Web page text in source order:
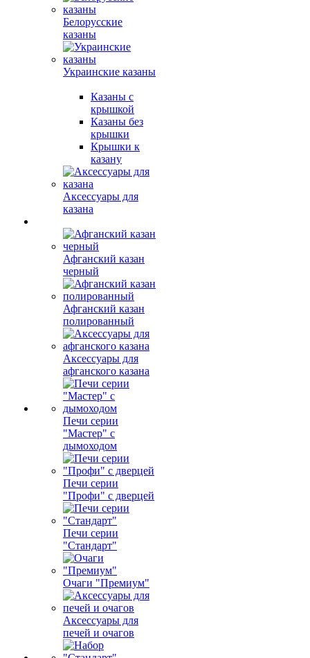
Белорусские
казаны
Украинские казаны
Казаны с
крышкой
Казаны без
крышки
Крышки к
казану
Аксессуары для
казана
Афганский казан
черный
Афганский казан
полированный
Аксессуары для
афганского казана
Печи серии
"Мастер" с
дымоходом
Печи серии
"Профи" с дверцей
Печи серии
"Стандарт"
Очаги "Премиум"
Аксессуары для
печей и очагов